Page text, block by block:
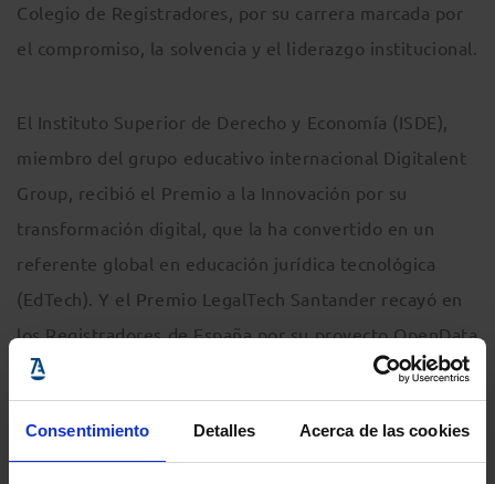
Consentimiento Detalles Acerca de las cookies
Colegio de Registradores, por su carrera marcada por
el compromiso, la solvencia y el liderazgo institucional.
El Instituto Superior de Derecho y Economía (ISDE),
miembro del grupo educativo internacional Digitalent
Group, recibió el Premio a la Innovación por su
transformación digital, que la ha convertido en un
referente global en educación jurídica tecnológica
(EdTech). Y el Premio LegalTech Santander recayó en
los Registradores de España por su proyecto OpenData
Registradores, una iniciativa que ofrece acceso libre a
datos abiertos y anonimizados sobre el mercado
inmobiliario y mercantil, convirtiendo la información